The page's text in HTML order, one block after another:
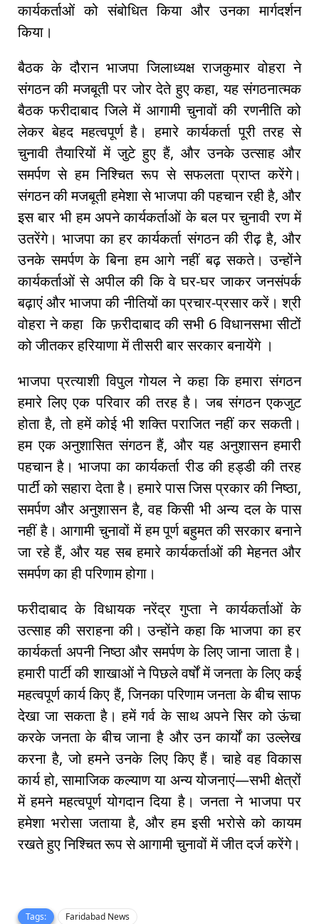
कार्यकर्ताओं को संबोधित किया और उनका मार्गदर्शन
किया।
बैठक के दौरान भाजपा जिलाध्यक्ष राजकुमार वोहरा ने
संगठन की मजबूती पर जोर देते हुए कहा, यह संगठनात्मक
बैठक फरीदाबाद जिले में आगामी चुनावों की रणनीति को
लेकर बेहद महत्वपूर्ण है। हमारे कार्यकर्ता पूरी तरह से
चुनावी तैयारियों में जुटे हुए हैं, और उनके उत्साह और
समर्पण से हम निश्चित रूप से सफलता प्राप्त करेंगे।
संगठन की मजबूती हमेशा से भाजपा की पहचान रही है, और
इस बार भी हम अपने कार्यकर्ताओं के बल पर चुनावी रण में
उतरेंगे। भाजपा का हर कार्यकर्ता संगठन की रीढ़ है, और
उनके समर्पण के बिना हम आगे नहीं बढ़ सकते। उन्होंने
कार्यकर्ताओं से अपील की कि वे घर-घर जाकर जनसंपर्क
बढ़ाएं और भाजपा की नीतियों का प्रचार-प्रसार करें। श्री
वोहरा ने कहा कि फ़रीदाबाद की सभी 6 विधानसभा सीटों
को जीतकर हरियाणा में तीसरी बार सरकार बनायेंगे ।
भाजपा प्रत्याशी विपुल गोयल ने कहा कि हमारा संगठन
हमारे लिए एक परिवार की तरह है। जब संगठन एकजुट
होता है, तो हमें कोई भी शक्ति पराजित नहीं कर सकती।
हम एक अनुशासित संगठन हैं, और यह अनुशासन हमारी
पहचान है। भाजपा का कार्यकर्ता रीड की हड्डी की तरह
पार्टी को सहारा देता है। हमारे पास जिस प्रकार की निष्ठा,
समर्पण और अनुशासन है, वह किसी भी अन्य दल के पास
नहीं है। आगामी चुनावों में हम पूर्ण बहुमत की सरकार बनाने
जा रहे हैं, और यह सब हमारे कार्यकर्ताओं की मेहनत और
समर्पण का ही परिणाम होगा।
फरीदाबाद के विधायक नरेंद्र गुप्ता ने कार्यकर्ताओं के
उत्साह की सराहना की। उन्होंने कहा कि भाजपा का हर
कार्यकर्ता अपनी निष्ठा और समर्पण के लिए जाना जाता है।
हमारी पार्टी की शाखाओं ने पिछले वर्षों में जनता के लिए कई
महत्वपूर्ण कार्य किए हैं, जिनका परिणाम जनता के बीच साफ
देखा जा सकता है। हमें गर्व के साथ अपने सिर को ऊंचा
करके जनता के बीच जाना है और उन कार्यों का उल्लेख
करना है, जो हमने उनके लिए किए हैं। चाहे वह विकास
कार्य हो, सामाजिक कल्याण या अन्य योजनाएं—सभी क्षेत्रों
में हमने महत्वपूर्ण योगदान दिया है। जनता ने भाजपा पर
हमेशा भरोसा जताया है, और हम इसी भरोसे को कायम
रखते हुए निश्चित रूप से आगामी चुनावों में जीत दर्ज करेंगे।
Tags: Faridabad News